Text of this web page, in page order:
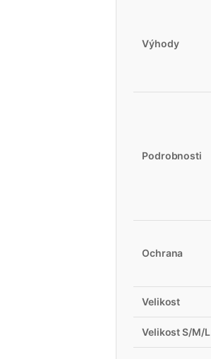
Výhody
Podrobnosti
Ochrana
Velikost
Velikost S/M/L